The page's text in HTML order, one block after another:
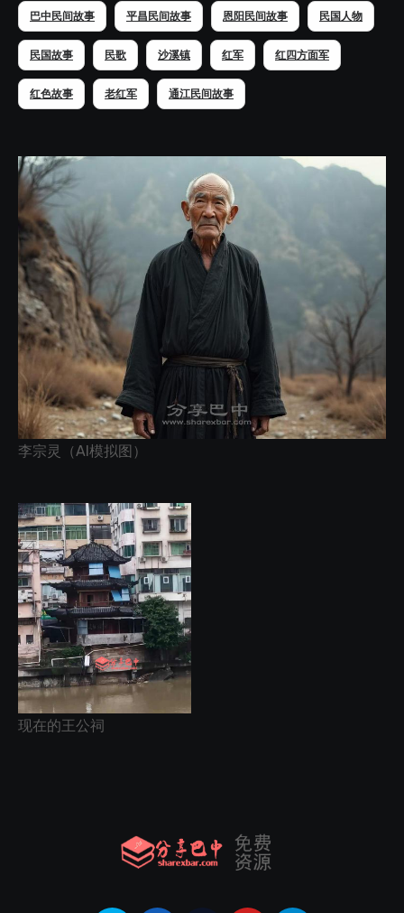
巴中民间故事 平昌民间故事 恩阳民间故事 民国人物
民国故事 民歌 沙溪镇 红军 红四方面军
红色故事 老红军 通江民间故事
李宗灵（AI模拟图）
现在的王公祠